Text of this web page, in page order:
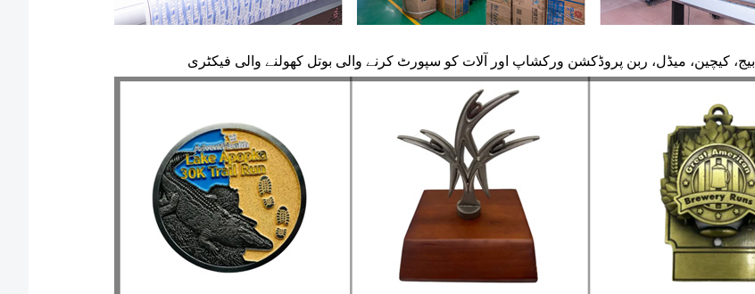
بیج، کیچین، میڈل، ربن پروڈکشن ورکشاپ اور آلات کو سپورٹ کرنے والی بوتل کھولنے والی فیکٹری